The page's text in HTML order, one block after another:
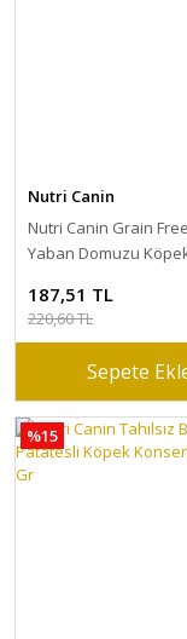
Nutri Canin
Nutri Canin Grain Free
Yaban Domuzu
187,51 TL
220,60 TL
Sepete
%15